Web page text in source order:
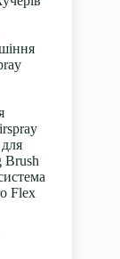
Brush
Flex